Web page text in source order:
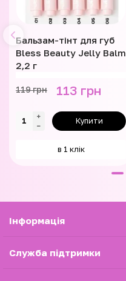
Бальзам-тінт для губ
Bless Beauty Jelly Balm
2,2 г
119 грн 113 грн
Купити
в 1 клік
Iнформація
Служба підтримки